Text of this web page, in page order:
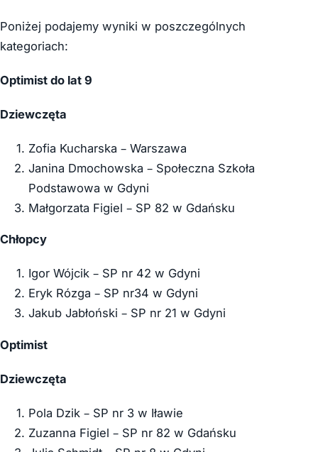
Poniżej podajemy wyniki w poszczególnych
kategoriach:
Optimist do lat 9
Dziewczęta
Zofia Kucharska – Warszawa
Janina Dmochowska – Społeczna Szkoła
Podstawowa w Gdyni
Małgorzata Figiel – SP 82 w Gdańsku
Chłopcy
Igor Wójcik – SP nr 42 w Gdyni
Eryk Rózga – SP nr34 w Gdyni
Jakub Jabłoński – SP nr 21 w Gdyni
Optimist
Dziewczęta
Pola Dzik – SP nr 3 w Iławie
Zuzanna Figiel – SP nr 82 w Gdańsku